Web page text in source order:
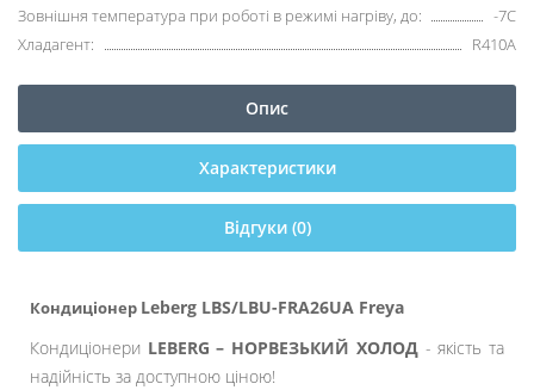
Зовнішня температура при роботі в режимі нагріву, до:
-7С
Хладагент:
R410А
Опис
Характеристики
Відгуки (0)
Кондиціонер Leberg LBS/LBU-FRA26UA Freya
Кондиціонери LEBERG – НОРВЕЗЬКИЙ ХОЛОД- якість та
надійність за доступною ціною!